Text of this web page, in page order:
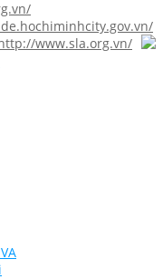
www.sla.org.vn/